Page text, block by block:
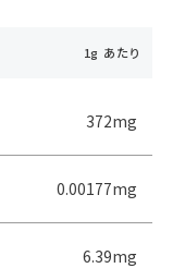
372mg
0.00177mg
6.39mg